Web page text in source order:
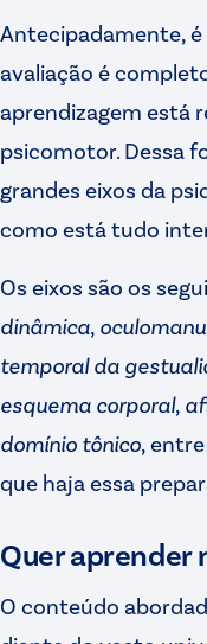
Antecipadamente,
avaliação é
aprendizagem está
psicomotor. Dessa
grandes eixos da
como está tudo
Os eixos são os
dinâmica
temporal da
esquema corporal,
domínio tônico ,
que haja essa
Quer aprender
O conteúdo